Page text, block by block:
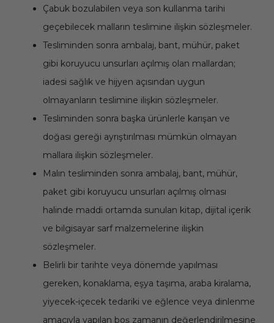
Çabuk bozulabilen veya son kullanma tarihi
geçebilecek malların teslimine ilişkin sözleşmeler.
Tesliminden sonra ambalaj, bant, mühür, paket
gibi koruyucu unsurları açılmış olan mallardan;
iadesi sağlık ve hijyen açısından uygun
olmayanların teslimine ilişkin sözleşmeler.
Tesliminden sonra başka ürünlerle karışan ve
doğası gereği ayrıştırılması mümkün olmayan
mallara ilişkin sözleşmeler.
Malın tesliminden sonra ambalaj, bant, mühür,
paket gibi koruyucu unsurları açılmış olması
halinde maddi ortamda sunulan kitap, dijital içerik
ve bilgisayar sarf malzemelerine ilişkin
sözleşmeler.
Belirli bir tarihte veya dönemde yapılması
gereken, konaklama, eşya taşıma, araba kiralama,
yiyecek-içecek tedariki ve eğlence veya dinlenme
amacıyla yapılan boş zamanın değerlendirilmesine